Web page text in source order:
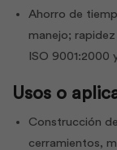
Ahorro de
manejo;
ISO 9001:2000
Usos o
Construcción
cerramientos,